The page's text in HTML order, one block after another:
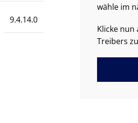
9.4.14.0
wähle im
Klicke
Treibers